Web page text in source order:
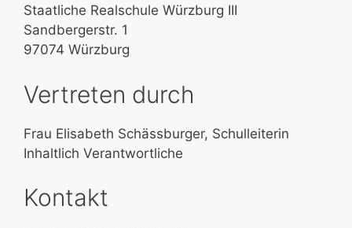
Staatliche Realschule Würzburg III
Sandbergerstr. 1
97074 Würzburg
Vertreten durch
Frau Elisabeth Schässburger, Schulleiterin
Inhaltlich Verantwortliche
Kontakt